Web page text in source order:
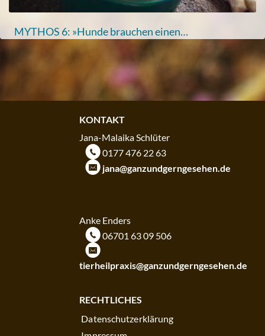
MYTHOS 6: »Hunde brauchen einen…
KONTAKT
Jana-Malaika Schlüter
m0177 476 22 63
k jana@ganzundgerngesehen.de
Anke Enders
m06701 63 09 506
k
tierheilpraxis@ganzundgerngesehen.de
RECHTLICHES
Datenschutzerklärung